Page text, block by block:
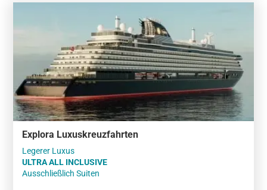
Explora Luxuskreuzfahrten
ULTRA ALL INCLUSIVE
Ausschließlich Suiten